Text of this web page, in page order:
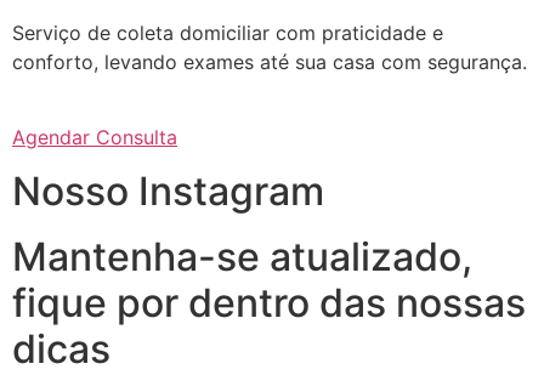
Serviço de coleta domiciliar com praticidade e
conforto, levando exames até sua casa com segurança.
Agendar Consulta
Nosso Instagram
Mantenha-se atualizado,
fique por dentro das nossas
dicas